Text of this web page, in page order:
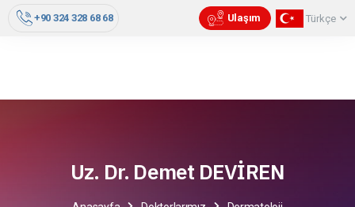
+90 324 328 68 68 Ulaşım Türkçe
Uz. Dr. Demet DEVİREN